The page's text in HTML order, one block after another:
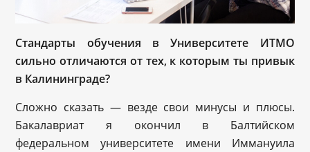
Стандарты обучения в Университете ИТМО
сильно отличаются от тех, к которым ты привык
в Калининграде?
Сложно сказать — везде свои минусы и плюсы.
Бакалавриат я окончил в Балтийском
федеральном университете имени Иммануила